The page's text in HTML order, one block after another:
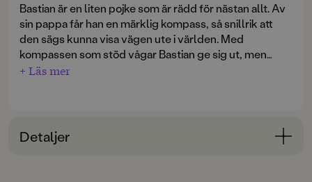
Bastian är en liten pojke som är rädd för nästan allt. Av
sin pappa får han en märklig kompass, så snillrik att
den sägs kunna visa vägen ute i världen. Med
kompassen som stöd vågar Bastian ge sig ut, men
möts genast av en väldig katt som krossar kompassen
hitta den visa ugglan, den enda som kanske kan laga
+ Läs mer
Detaljer